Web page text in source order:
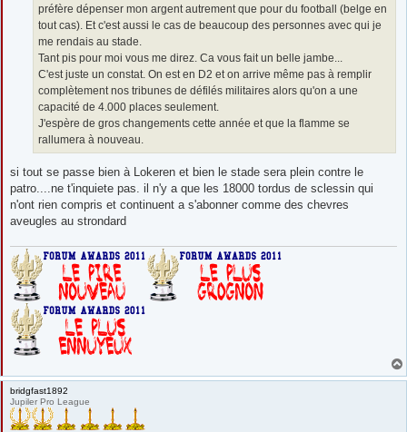
préfère dépenser mon argent autrement que pour du football (belge en
tout cas). Et c'est aussi le cas de beaucoup des personnes avec qui je
me rendais au stade.
Tant pis pour moi vous me direz. Ca vous fait un belle jambe...
C'est juste un constat. On est en D2 et on arrive même pas à remplir
complètement nos tribunes de défilés militaires alors qu'on a une
capacité de 4.000 places seulement.
J'espère de gros changements cette année et que la flamme se
rallumera à nouveau.
si tout se passe bien à Lokeren et bien le stade sera plein contre le
patro....ne t'inquiete pas. il n'y a que les 18000 tordus de sclessin qui
n'ont rien compris et continuent a s'abonner comme des chevres
aveugles au strondard
bridgfast1892
Jupiler Pro League